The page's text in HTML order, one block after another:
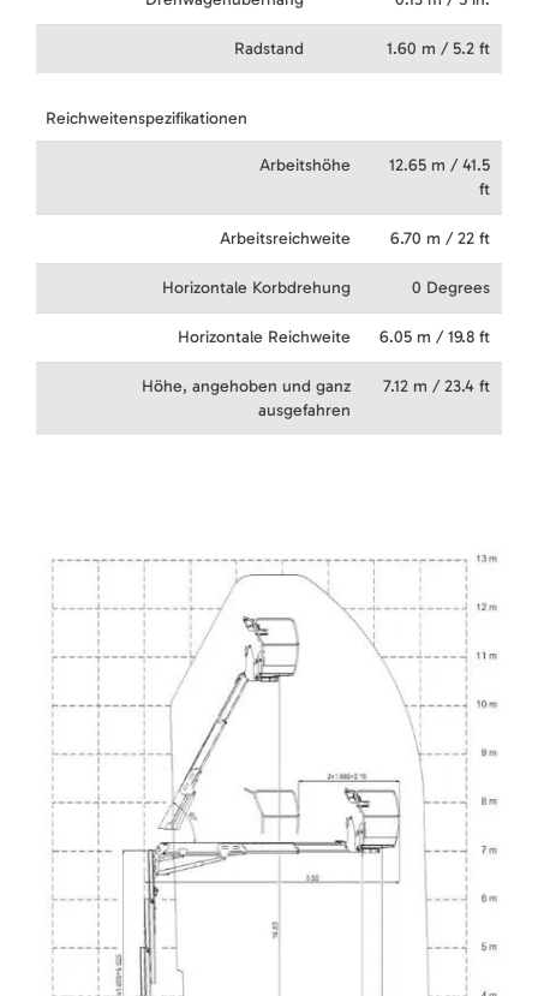
Radstand 1.60 m / 5.2 ft
Reichweitenspezifikationen
Arbeitshöhe
12.65 m / 41.5
ft
Arbeitsreichweite 6.70 m / 22 ft
Horizontale Korbdrehung 0 Degrees
Horizontale Reichweite 6.05 m / 19.8 ft
Höhe, angehoben und ganz
ausgefahren
7.12 m / 23.4 ft